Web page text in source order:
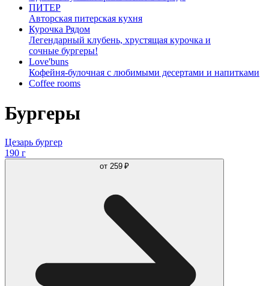
ПИТЕР
Авторская питерская кухня
Курочка Рядом
Легендарный клубень, хрустящая курочка и
сочные бургеры!
Love'buns
Кофейня-булочная с любимыми десертами и напитками
Coffee rooms
Бургеры
Цезарь бургер
190 г
от 259 ₽